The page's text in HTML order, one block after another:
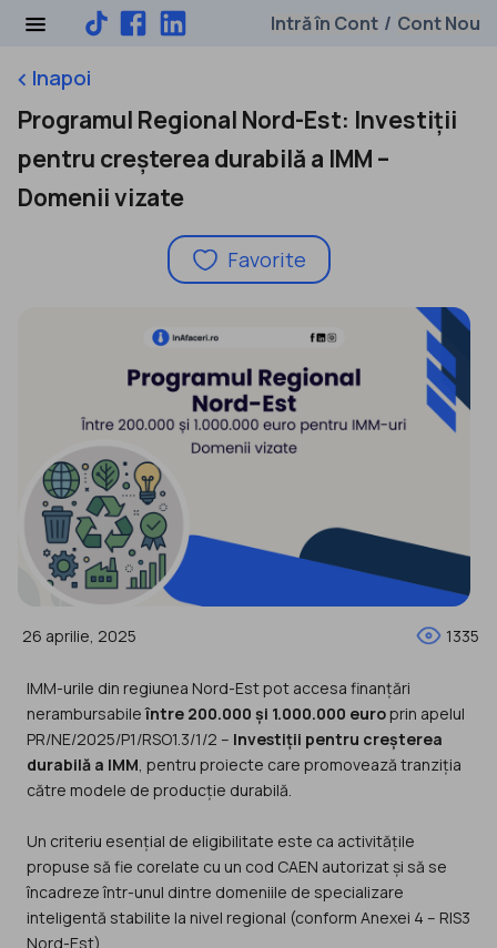
Intră în Cont / Cont Nou
keyboard_arrow_leftInapoi
Programul Regional Nord-Est: Investiții
pentru creșterea durabilă a IMM –
Domenii vizate
Favorite
26 aprilie, 2025 1335
IMM-urile din regiunea Nord-Est pot accesa finanțări
nerambursabileîntre 200.000 și 1.000.000 europrin apelul
PR/NE/2025/P1/RSO1.3/1/2 – Investiții pentru creșterea
durabilă a IMM, pentru proiecte care promovează tranziția
către modele de producție durabilă.
Un criteriu esențial de eligibilitate este ca activitățile
propuse să fie corelate cu un cod CAEN autorizat și să se
încadreze într-unul dintre domeniile de specializare
inteligentă stabilite la nivel regional (conform Anexei 4 – RIS3
Nord-Est).